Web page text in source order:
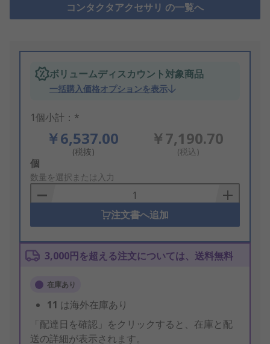
コンタクタアクセサリ の一覧へ
ボリュームディスカウント対象商品
一括購入価格オプションを表示
1個小計：*
￥6,537.00
(税抜)
￥7,190.70
(税込)
Add
to
Basket
個
数量を選択または入力
注文書へ追加
3,000円を超える注文については、送料無料
在庫あり
11 は海外在庫あり
「配達日を確認」をクリックすると、在庫と配
送の詳細が表示されます。